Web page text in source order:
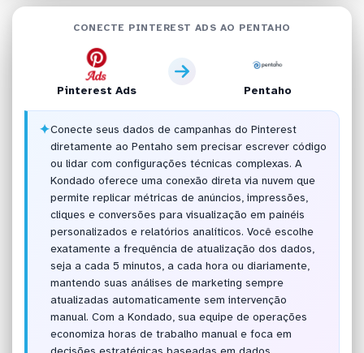
CONECTE PINTEREST ADS AO PENTAHO
Pinterest Ads Pentaho
✦Conecte seus dados de campanhas do Pinterest
diretamente ao Pentaho sem precisar escrever código
ou lidar com configurações técnicas complexas. A
Kondado oferece uma conexão direta via nuvem que
permite replicar métricas de anúncios, impressões,
cliques e conversões para visualização em painéis
personalizados e relatórios analíticos. Você escolhe
exatamente a frequência de atualização dos dados,
seja a cada 5 minutos, a cada hora ou diariamente,
mantendo suas análises de marketing sempre
atualizadas automaticamente sem intervenção
manual. Com a Kondado, sua equipe de operações
economiza horas de trabalho manual e foca em